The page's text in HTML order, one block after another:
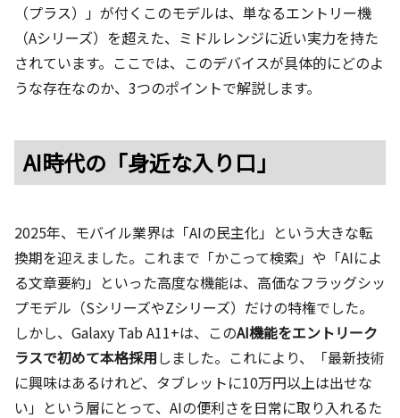
（プラス）」が付くこのモデルは、単なるエントリー機
（Aシリーズ）を超えた、ミドルレンジに近い実力を持た
されています。ここでは、このデバイスが具体的にどのよ
うな存在なのか、3つのポイントで解説します。
AI時代の「身近な入り口」
2025年、モバイル業界は「AIの民主化」という大きな転
換期を迎えました。これまで「かこって検索」や「AIによ
る文章要約」といった高度な機能は、高価なフラッグシッ
プモデル（SシリーズやZシリーズ）だけの特権でした。
しかし、Galaxy Tab A11+は、このAI機能をエントリーク
ラスで初めて本格採用しました。これにより、「最新技術
に興味はあるけれど、タブレットに10万円以上は出せな
い」という層にとって、AIの便利さを日常に取り入れるた